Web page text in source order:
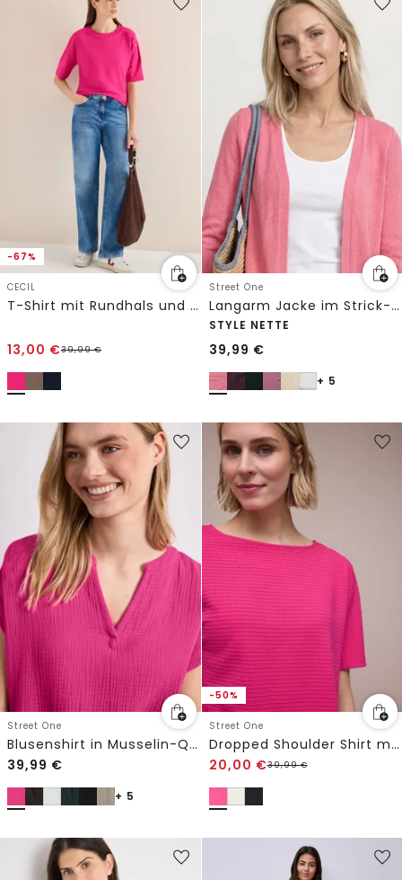
-67%
CECIL
T-Shirt mit Rundhals und Knopfdetail
13,00 €39,99€
Street One
Langarm Jacke im Strick-Look
STYLE NETTE
39,99 €
+ 5
Street One
Blusenshirt in Musselin-Qualität
39,99 €
+ 5
-50%
Street One
Dropped Shoulder Shirt mit Struktur
20,00 €39,99€